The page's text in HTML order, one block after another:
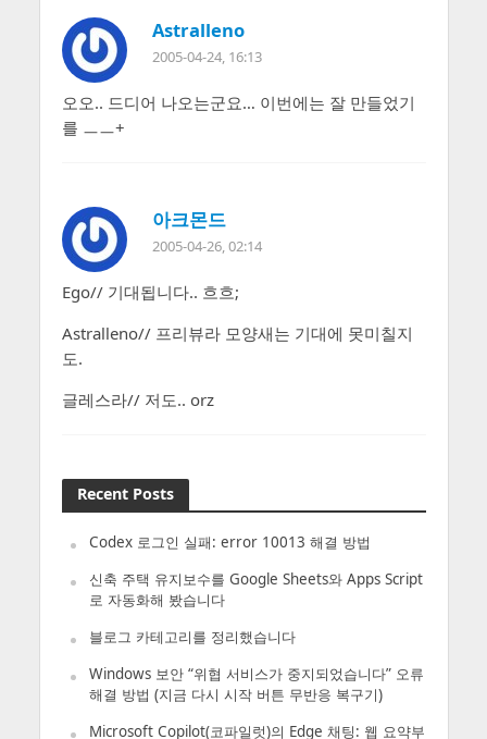
Astralleno
2005-04-24, 16:13
오오.. 드디어 나오는군요… 이번에는 잘 만들었기
를 ㅡㅡ+
아크몬드
2005-04-26, 02:14
Ego// 기대됩니다.. 흐흐;
Astralleno// 프리뷰라 모양새는 기대에 못미칠지
도.
글레스라// 저도.. orz
Recent Posts
Codex 로그인 실패: error 10013 해결 방법
신축 주택 유지보수를 Google Sheets와 Apps Script
로 자동화해 봤습니다
블로그 카테고리를 정리했습니다
Windows 보안 “위협 서비스가 중지되었습니다” 오류
해결 방법 (지금 다시 시작 버튼 무반응 복구기)
Microsoft Copilot(코파일럿)의 Edge 채팅: 웹 요약부